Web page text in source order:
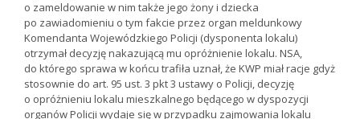
o zameldowanie w nim także jego żony i dziecka
po zawiadomieniu o tym fakcie przez organ meldunkowy
Komendanta Wojewódzkiego Policji (dysponenta lokalu)
otrzymał decyzję nakazującą mu opróżnienie lokalu. NSA,
do którego sprawa w końcu trafiła uznał, że KWP miał racje gdyż
stosownie do art. 95 ust. 3 pkt 3 ustawy o Policji, decyzję
o opróżnieniu lokalu mieszkalnego będącego w dyspozycji
organów Policji wydaje się w przypadku zajmowania lokalu